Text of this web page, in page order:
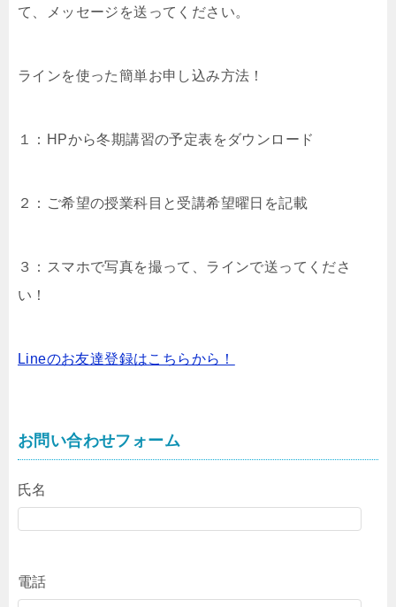
て、メッセージを送ってください。
ラインを使った簡単お申し込み方法！
１：HPから冬期講習の予定表をダウンロード
２：ご希望の授業科目と受講希望曜日を記載
３：スマホで写真を撮って、ラインで送ってくださ
い！
Lineのお友達登録はこちらから！
お問い合わせフォーム
氏名
電話